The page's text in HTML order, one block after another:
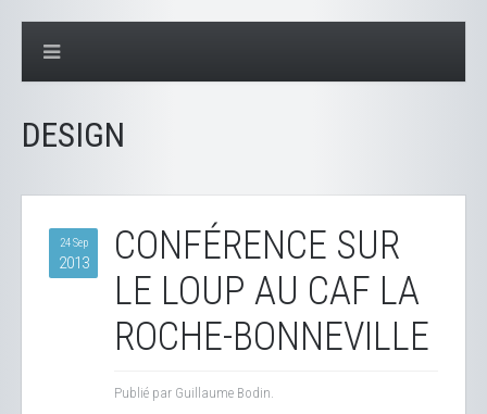
DESIGN
24 Sep
2013
CONFÉRENCE SUR
LE LOUP AU CAF LA
ROCHE-BONNEVILLE
Publié par Guillaume Bodin.